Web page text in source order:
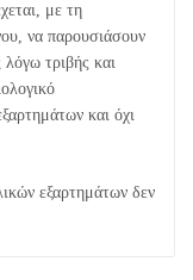
με τη
να παρουσιάσουν
τριβής και
και όχι
εξαρτημάτων δεν